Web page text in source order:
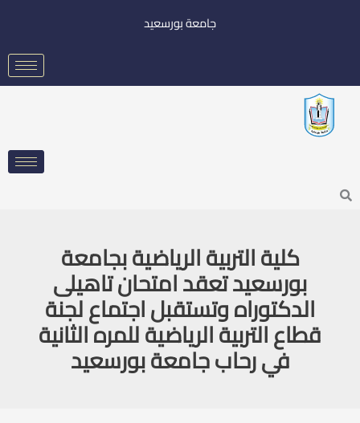
جامعة بورسعيد
Search
كلية التربية الرياضية بجامعة
بورسعيد تعقد امتحان تاهيلى
الدكتوراه وتستقبل اجتماع لجنة
قطاع التربية الرياضية للمره الثانية
في رحاب جامعة بورسعيد